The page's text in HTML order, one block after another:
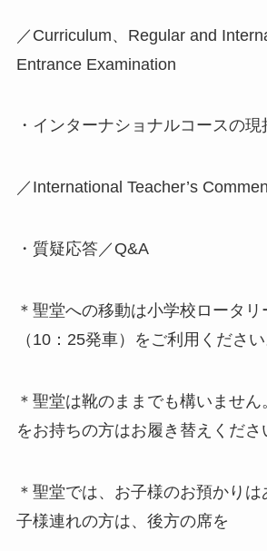
／Curriculum、Regular and
Entrance Examination
・インターナショナルコースの現
／International Teacher’s
・質疑応答／Q&A
＊聖堂への移動は小学校ロータリ
（10：25発車）をご利用ください
＊聖堂は靴のままでも構いませ
をお持ちの方はお履き替えくださ
＊聖堂では、お子様のお預かり
子様連れの方は、後方の席を